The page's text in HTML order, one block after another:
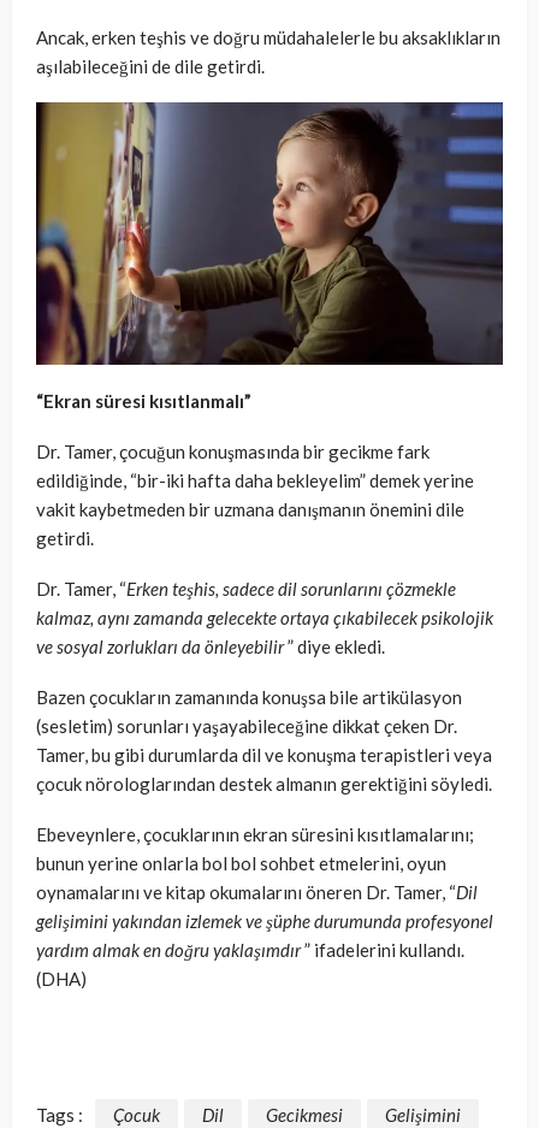
Ancak, erken teşhis ve doğru müdahalelerle bu aksaklıkların
aşılabileceğini de dile getirdi.
“Ekran süresi kısıtlanmalı”
Dr. Tamer, çocuğun konuşmasında bir gecikme fark
edildiğinde, “bir-iki hafta daha bekleyelim” demek yerine
vakit kaybetmeden bir uzmana danışmanın önemini dile
getirdi.
Dr. Tamer, “Erken teşhis, sadece dil sorunlarını çözmekle
kalmaz, aynı zamanda gelecekte ortaya çıkabilecek psikolojik
ve sosyal zorlukları da önleyebilir” diye ekledi.
Bazen çocukların zamanında konuşsa bile artikülasyon
(sesletim) sorunları yaşayabileceğine dikkat çeken Dr.
Tamer, bu gibi durumlarda dil ve konuşma terapistleri veya
çocuk nörologlarından destek almanın gerektiğini söyledi.
Ebeveynlere, çocuklarının ekran süresini kısıtlamalarını;
bunun yerine onlarla bol bol sohbet etmelerini, oyun
oynamalarını ve kitap okumalarını öneren Dr. Tamer, “Dil
gelişimini yakından izlemek ve şüphe durumunda profesyonel
yardım almak en doğru yaklaşımdır” ifadelerini kullandı.
(DHA)
Tags : Çocuk Dil Gecikmesi
Gelişimini